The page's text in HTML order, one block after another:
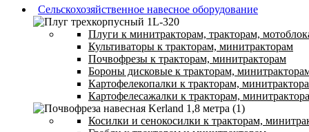
Сельскохозяйственное навесное оборудование
Плуги к минитракторам, тракторам,
Культиваторы к тракторам, минитракторам
Почвофрезы к тракторам, минитракторам
Бороны дисковые к тракторам,
Картофелекопалки к тракторам,
Картофелесажалки к тракторам,
Косилки и сенокосилки к тракторам,